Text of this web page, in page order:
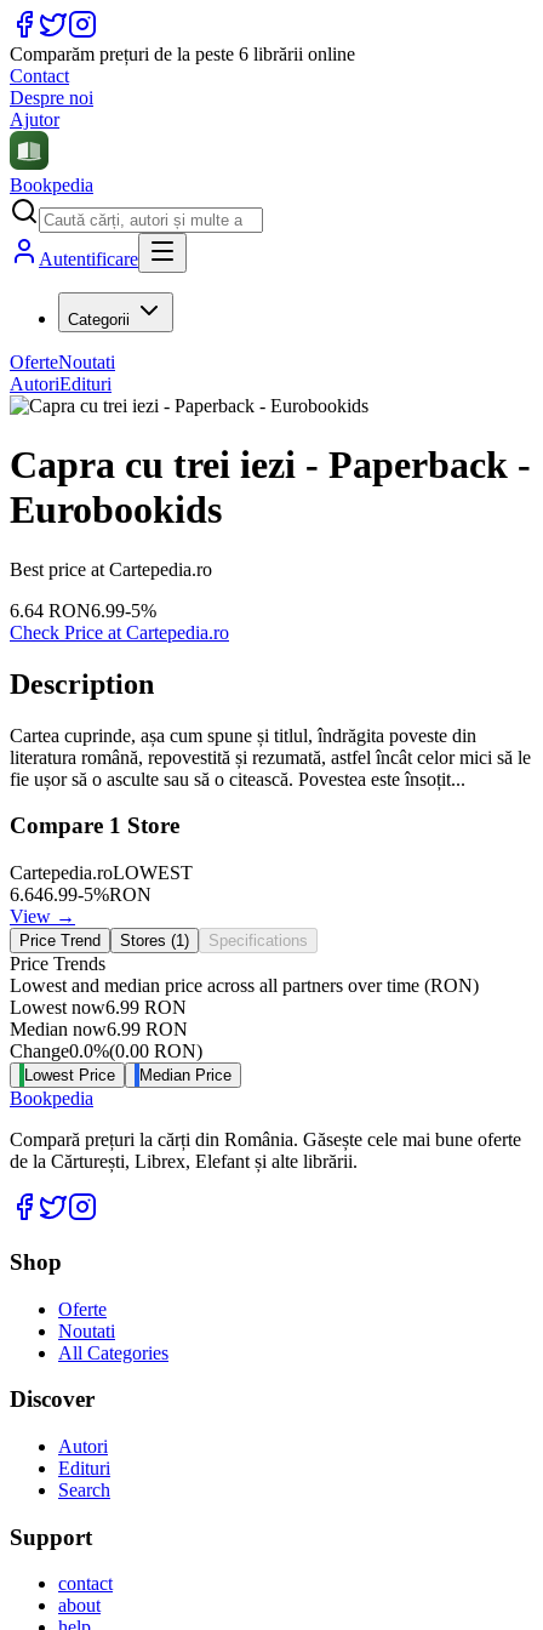
Comparăm prețuri de la peste 6 librării online
Contact
Despre noi
Ajutor
Bookpedia
Autentificare
Categorii
OferteNoutati
AutoriEdituri
Capra cu trei iezi - Paperback -
Eurobookids
Best price at Cartepedia.ro
6.64 RON6.99-5%
Check Price at Cartepedia.ro
Description
Cartea cuprinde, așa cum spune și titlul, îndrăgita poveste din
literatura română, repovestită și rezumată, astfel încât celor mici să le
fie ușor să o asculte sau să o citească. Povestea este însoțit...
Compare 1 Store
Cartepedia.roLOWEST
6.646.99-5%RON
View →
Price Trend Stores (1) Specifications
Price Trends
Lowest and median price across all partners over time (RON)
Lowest now6.99 RON
Median now6.99 RON
Change0.0%(0.00 RON)
Lowest Price Median Price
Bookpedia
Compară prețuri la cărți din România. Găsește cele mai bune oferte
de la Cărturești, Librex, Elefant și alte librării.
Facebook
Twitter
Shop
Oferte
Noutati
All Categories
Discover
Autori
Edituri
Search
Support
contact
about